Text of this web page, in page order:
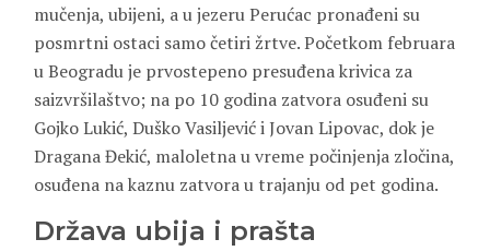
mučenja, ubijeni, a u jezeru Perućac pronađeni su
posmrtni ostaci samo četiri žrtve. Početkom februara
u Beogradu je prvostepeno presuđena krivica za
saizvršilaštvo; na po 10 godina zatvora osuđeni su
Gojko Lukić, Duško Vasiljević i Jovan Lipovac, dok je
Dragana Đekić, maloletna u vreme počinjenja zločina,
osuđena na kaznu zatvora u trajanju od pet godina.
Država ubija i prašta